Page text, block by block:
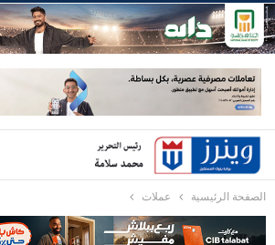
الصفحة الرئيسية عملات